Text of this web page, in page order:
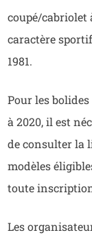
coupé/cabriolet
caractère
1981.
Pour les bolides
à 2020, il est
de consulter la
modèles
toute
Les